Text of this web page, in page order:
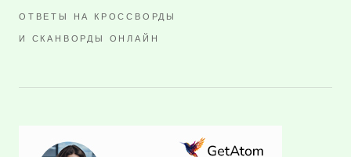
ОТВЕТЫ НА КРОССВОРДЫ
И СКАНВОРДЫ ОНЛАЙН